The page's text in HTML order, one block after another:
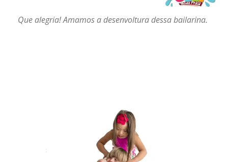
Que alegria! Amamos a desenvoltura dessa bailarina.